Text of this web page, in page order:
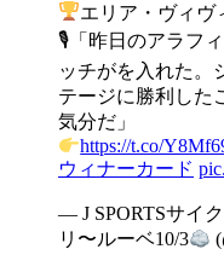
エリア・ヴィヴ
🎙「昨日のアラフ
ッチがを入れた。
テージに勝利した
気分だ」
https://t.co/
ウィナーカード
— J SPORTSサイ
リ〜ルーベ10/3